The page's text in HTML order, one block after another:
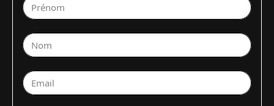
Prénom
Nom
Email